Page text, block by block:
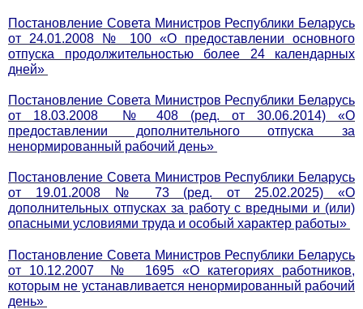
Постановление Совета Министров Республики Беларусь
от 24.01.2008 № 100 «О предоставлении основного
отпуска продолжительностью более 24 календарных
дней»
Постановление Совета Министров Республики Беларусь
от 18.03.2008 № 408 (ред. от 30.06.2014) «О
предоставлении дополнительного отпуска за
ненормированный рабочий день»
Постановление Совета Министров Республики Беларусь
от 19.01.2008 № 73 (ред. от 25.02.2025) «О
дополнительных отпусках за работу с вредными и (или)
опасными условиями труда и особый характер работы»
Постановление Совета Министров Республики Беларусь
от 10.12.2007 № 1695 «О категориях работников,
которым не устанавливается ненормированный рабочий
день»